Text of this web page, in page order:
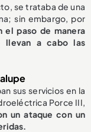
se trataba de una
sin embargo, por
el paso de manera
llevan a cabo las
sus servicios en la
Porce III,
un ataque con un